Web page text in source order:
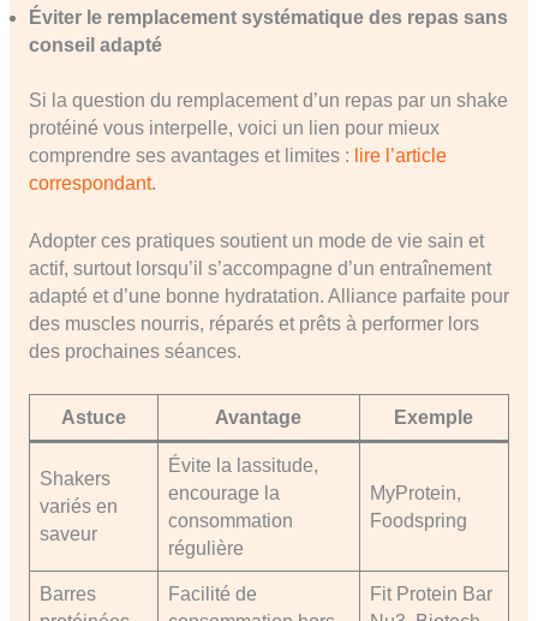
Éviter le remplacement systématique des repas sans
conseil adapté
Si la question du remplacement d’un repas par un shake
protéiné vous interpelle, voici un lien pour mieux
comprendre ses avantages et limites : lire l’article
correspondant.
Adopter ces pratiques soutient un mode de vie sain et
actif, surtout lorsqu’il s’accompagne d’un entraînement
adapté et d’une bonne hydratation. Alliance parfaite pour
des muscles nourris, réparés et prêts à performer lors
des prochaines séances.
Astuce Avantage Exemple
Shakers
variés en
saveur
Évite la lassitude,
encourage la
consommation
régulière
MyProtein,
Foodspring
Barres
Facilité de
Fit Protein Bar